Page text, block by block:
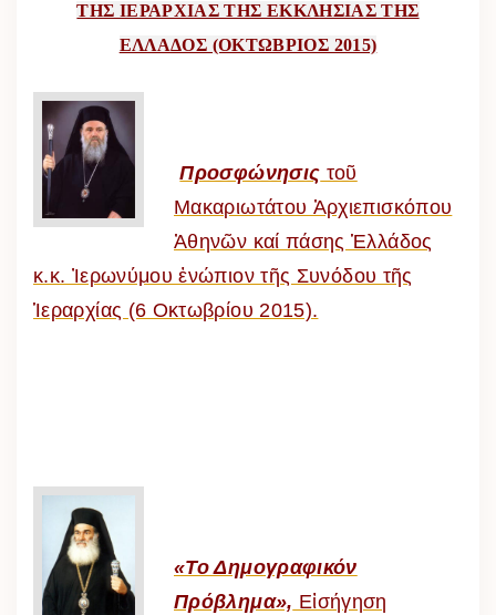
ΤΗΣ ΙΕΡΑΡΧΙΑΣ ΤΗΣ ΕΚΚΛΗΣΙΑΣ ΤΗΣ
ΕΛΛΑΔΟΣ (ΟΚΤΩΒΡΙΟΣ 2015)
Προσφώνησις τοῦ
Μακαριωτάτου Ἀρχιεπισκόπου
Ἀθηνῶν καί πάσης Ἑλλάδος
κ.κ. Ἰερωνύμου ἐνώπιον τῆς Συνόδου τῆς
Ἱεραρχίας (6 Οκτωβρίου 2015).
«Το Δημογραφικόν
Πρόβλημα», Εἰσήγηση